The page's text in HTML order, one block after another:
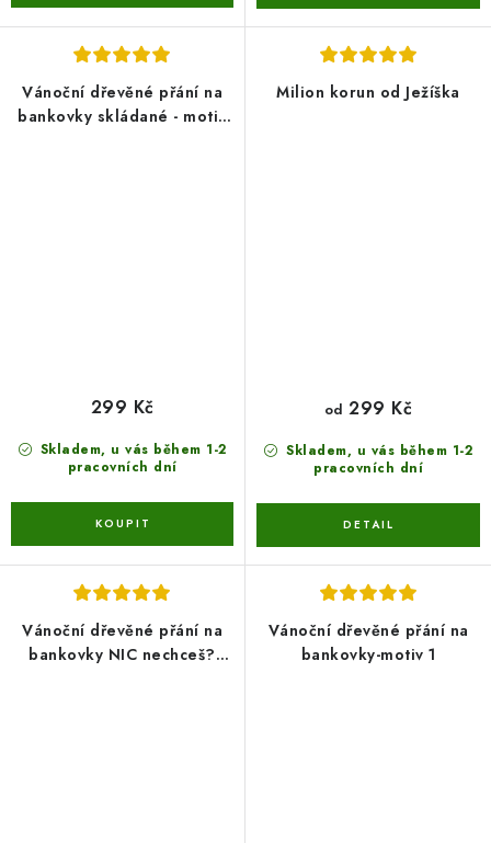
Vánoční dřevěné přání na
bankovky skládané - motiv
Skladem, u vás během 1-2
pracovních dní
299 Kč
Milion korun od Ježíška
Skladem, u vás během 1-2
pracovních dní
od 299 Kč
Vánoční dřevěné přání na
bankovky NIC nechceš?
Vánoční dřevěné přání na
bankovky-motiv 1